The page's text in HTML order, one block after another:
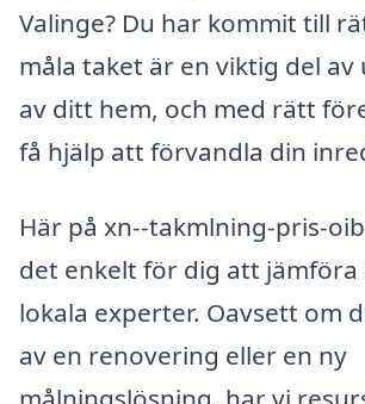
Valinge? Du har kommit till
måla taket är en viktig del
av ditt hem, och med rätt
få hjälp att förvandla din
Här på xn--takmlning-pris-
det enkelt för dig att
lokala experter. Oavsett om
av en renovering eller en ny